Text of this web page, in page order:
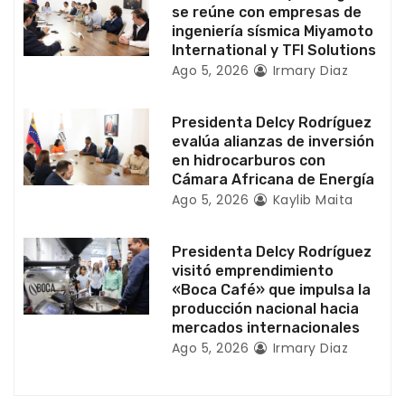
n
t
r
a
d
s
se reúne con empresas de
ingeniería sísmica Miyamoto
International y TFI Solutions
Ago 5, 2026 Irmary Diaz
Presidenta Delcy Rodríguez
evalúa alianzas de inversión
en hidrocarburos con
Cámara Africana de Energía
Ago 5, 2026 Kaylib Maita
Presidenta Delcy Rodríguez
visitó emprendimiento
«Boca Café» que impulsa la
producción nacional hacia
mercados internacionales
Ago 5, 2026 Irmary Diaz